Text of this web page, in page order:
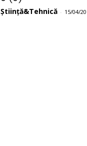
Știință&Tehnică - 15/04/